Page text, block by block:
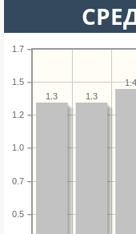
0.5
0.7
1.0
1.2
1.5
1.7
1.3
1.3